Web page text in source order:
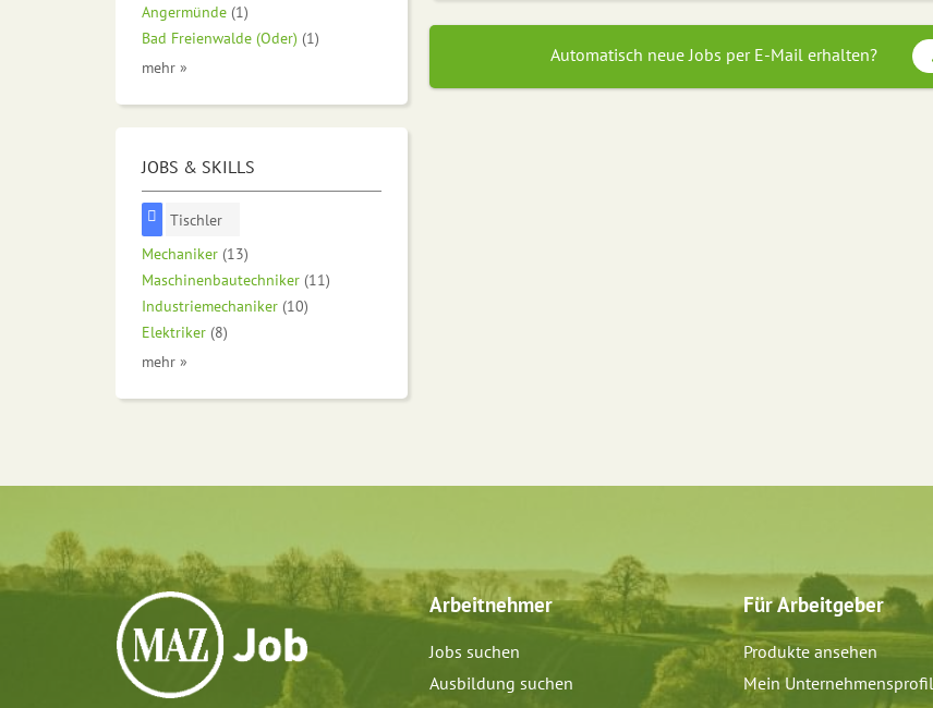
Automatisch neue Jobs per E-Mail erhalten?
Angermünde (1)
Bad Freienwalde (Oder) (1)
mehr »
JOBS & SKILLS
Tischler
Mechaniker (13)
Maschinenbautechniker (11)
Industriemechaniker (10)
Elektriker (8)
mehr »
Arbeitnehmer
Jobs suchen
Ausbildung suchen
Für Arbeitgeber
Produkte ansehen
Mein Unternehmensprofil